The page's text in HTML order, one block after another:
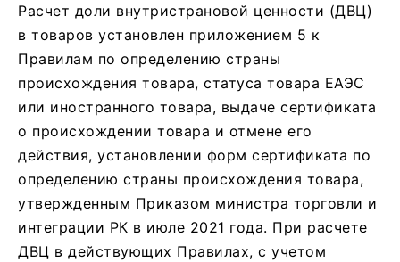
Расчет доли внутристрановой ценности (ДВЦ)
в товаров установлен приложением 5 к
Правилам по определению страны
происхождения товара, статуса товара ЕАЭС
или иностранного товара, выдаче сертификата
о происхождении товара и отмене его
действия, установлении форм сертификата по
определению страны происхождения товара,
утвержденным Приказом министра торговли и
интеграции РК в июле 2021 года. При расчете
ДВЦ в действующих Правилах, с учетом